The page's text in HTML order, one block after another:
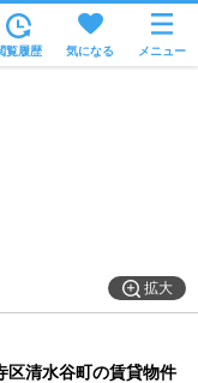
ら
覧履歴 気になる メニュー
拡大
清水谷町の賃貸物件